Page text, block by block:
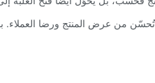
من عرض المنتج ورضا العملاء.